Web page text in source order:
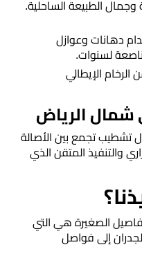
وجمال الطبيعة الساحلية.
دهانات وعوازل
لسنوات.
الإيطالي
تشطيب تجمع بين الأصالة
والتنفيذ المتقن الذي
الصغيرة هي التي
إلى فواصل